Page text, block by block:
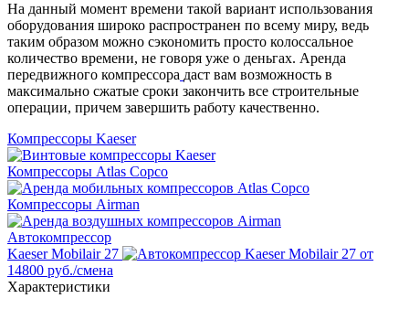
На данный момент времени такой вариант использования
оборудования широко распространен по всему миру, ведь
таким образом можно сэкономить просто колоссальное
количество времени, не говоря уже о деньгах. Аренда
передвижного компрессора даст вам возможность в
максимально сжатые сроки закончить все строительные
операции, причем завершить работу качественно.
Компрессоры Kaeser
Компрессоры Atlas Copco
Компрессоры Airman
Автокомпрессор
Kaeser Mobilair 27
от
14800 руб./смена
Характеристики